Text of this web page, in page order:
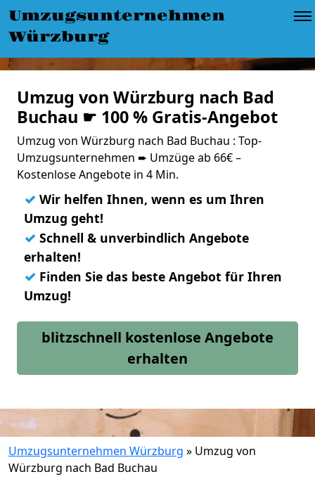
Umzugsunternehmen
Würzburg
Umzug von Würzburg nach Bad
Buchau ☛ 100 % Gratis-Angebot
Umzug von Würzburg nach Bad Buchau : Top-
Umzugsunternehmen ➨ Umzüge ab 66€ –
Kostenlose Angebote in 4 Min.
✓ Wir helfen Ihnen, wenn es um Ihren
Umzug geht!
✓ Schnell & unverbindlich Angebote
erhalten!
✓ Finden Sie das beste Angebot für Ihren
Umzug!
blitzschnell kostenlose Angebote
erhalten
Umzugsunternehmen Würzburg » Umzug von
Würzburg nach Bad Buchau